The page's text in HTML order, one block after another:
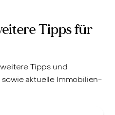
Tipps für
Tipps und
aktuelle Immobilien-